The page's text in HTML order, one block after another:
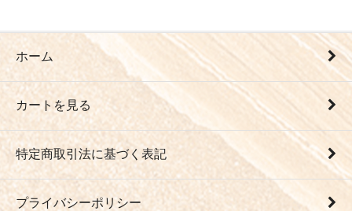
ホーム
カートを見る
特定商取引法に基づく表記
プライバシーポリシー